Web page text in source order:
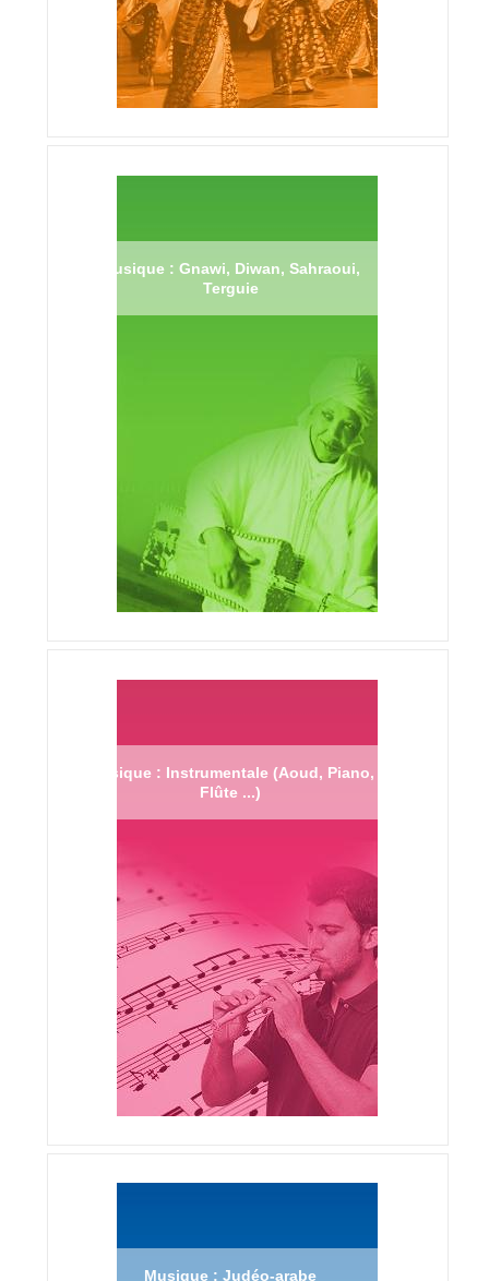
Musique : Gnawi, Diwan, Sahraoui,
Terguie
Musique : Instrumentale (Aoud, Piano,
Flûte ...)
Musique : Judéo-arabe